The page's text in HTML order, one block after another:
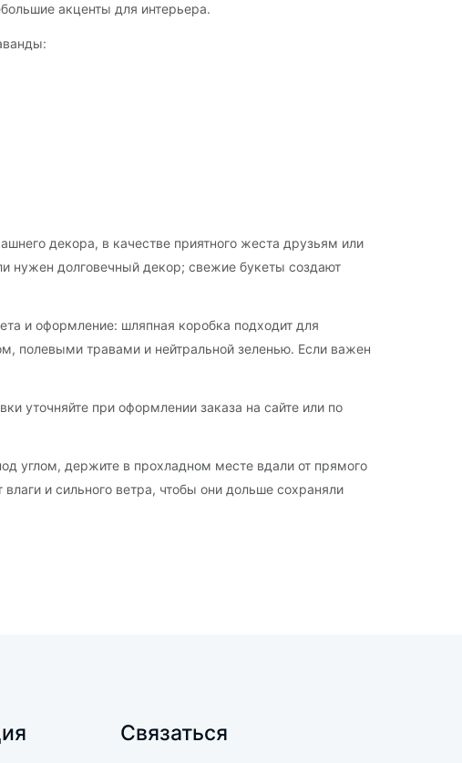
акценты для интерьера.
декора, в качестве приятного жеста друзьям или
нужен долговечный декор; свежие букеты создают
и оформление: шляпная коробка подходит для
полевыми травами и нейтральной зеленью. Если важен
уточняйте при оформлении заказа на сайте или по
углом, держите в прохладном месте вдали от прямого
и сильного ветра, чтобы они дольше сохраняли
Связаться